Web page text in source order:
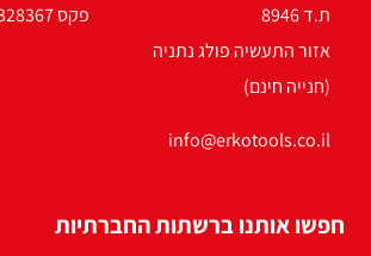
ת.ד 8946
אזור התעשיה פולג נתניה
(חנייה חינם)
פקס 09-8328367
info@erkotools.co.il
חפשו אותנו ברשתות החברתיות